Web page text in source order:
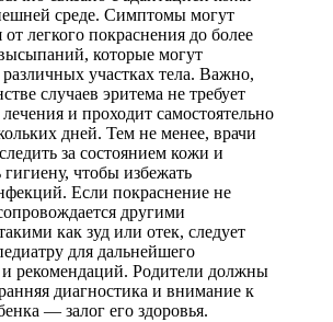
среде. Симптомы могут
от легкого покраснения до более
которые могут
различных участках тела. Важно,
случаев эритема не требует
и проходит самостоятельно
дней. Тем не менее, врачи
за состоянием кожи и
чтобы избежать
Если покраснение не
другими
как зуд или отек, следует
для дальнейшего
и рекомендаций. Родители должны
диагностика и внимание к
— залог его здоровья.